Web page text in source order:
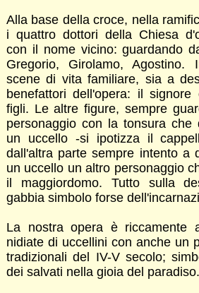
Alla base della croce, nella
i quattro dottori della Chiesa
con il nome vicino: guardando
Gregorio, Girolamo,
scene di vita familiare, sia a
benefattori dell'opera: il
figli. Le altre figure, sempre
personaggio con la tonsura che
un uccello -si ipotizza il
dall'altra parte sempre intento a
un uccello un altro personaggio
il maggiordomo. Tutto sulla
gabbia simbolo forse
La nostra opera è riccamente
nidiate di uccellini con anche un
tradizionali del IV-V secolo;
dei salvati nella gioia del paradiso.